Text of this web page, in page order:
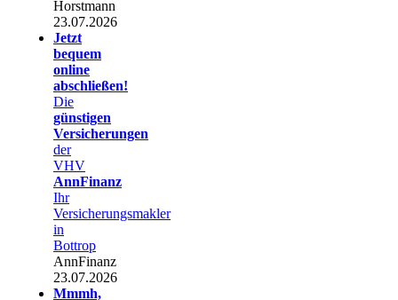
Horstmann
23.07.2026
Jetzt
bequem
online
abschließen!
Die
günstigen
Versicherungen
der
VHV
AnnFinanz
Ihr
Versicherungsmakler
in
Bottrop
AnnFinanz
23.07.2026
Mmmh,